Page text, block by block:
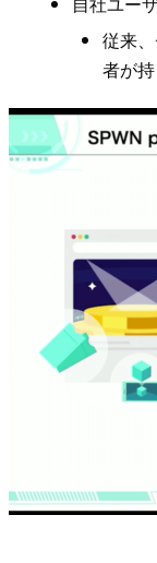
従来
者が